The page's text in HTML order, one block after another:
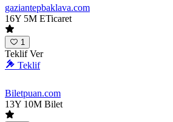
gaziantepbaklava.com
16Y 5M ETicaret
1
Teklif Ver
Teklif
Biletpuan.com
13Y 10M Bilet